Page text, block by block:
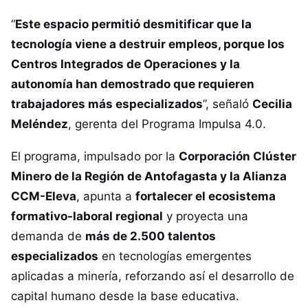
“Este espacio permitió desmitificar que la
tecnología viene a destruir empleos, porque los
Centros Integrados de Operaciones y la
autonomía han demostrado que requieren
trabajadores más especializados”, señaló Cecilia
Meléndez, gerenta del Programa Impulsa 4.0.
El programa, impulsado por la Corporación Clúster
Minero de la Región de Antofagasta y la Alianza
CCM-Eleva, apunta a fortalecer el ecosistema
formativo-laboral regional y proyecta una
demanda de más de 2.500 talentos
especializados en tecnologías emergentes
aplicadas a minería, reforzando así el desarrollo de
capital humano desde la base educativa.